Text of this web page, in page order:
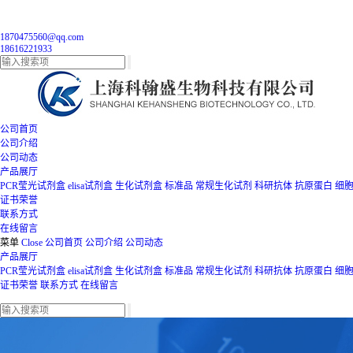
1870475560@qq.com
18616221933
公司首页
公司介绍
公司动态
产品展厅
PCR莹光试剂盒 elisa试剂盒 生化试剂盒 标准品 常规生化试剂 科研抗体 抗原蛋白 细胞
证书荣誉
联系方式
在线留言
菜单 Close 公司首页 公司介绍 公司动态
产品展厅
PCR莹光试剂盒 elisa试剂盒 生化试剂盒 标准品 常规生化试剂 科研抗体 抗原蛋白 细胞
证书荣誉 联系方式 在线留言